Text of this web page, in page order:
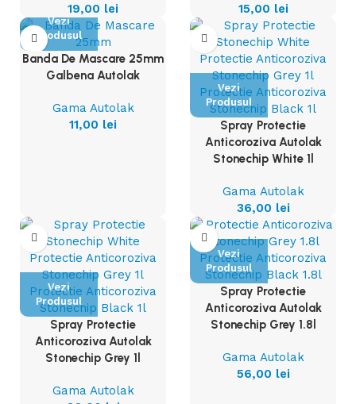
19,00 lei
15,00 lei
Vezi
Produsul
Banda De Mascare 25mm
Galbena Autolak
Gama Autolak
11,00 lei
Vezi
Produsul
Spray Protectie
Anticoroziva Autolak
Stonechip White 1l
Gama Autolak
36,00 lei
Vezi
Produsul
Spray Protectie
Anticoroziva Autolak
Stonechip Grey 1l
Gama Autolak
Vezi
Produsul
Spray Protectie
Anticoroziva Autolak
Stonechip Grey 1.8l
Gama Autolak
56,00 lei